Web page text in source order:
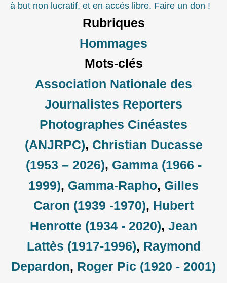
à but non lucratif, et en accès libre. Faire un don !
Rubriques
Hommages
Mots-clés
Association Nationale des
Journalistes Reporters
Photographes Cinéastes
(ANJRPC), Christian Ducasse
(1953 – 2026), Gamma (1966 -
1999), Gamma-Rapho, Gilles
Caron (1939 -1970), Hubert
Henrotte (1934 - 2020), Jean
Lattès (1917-1996), Raymond
Depardon, Roger Pic (1920 - 2001)